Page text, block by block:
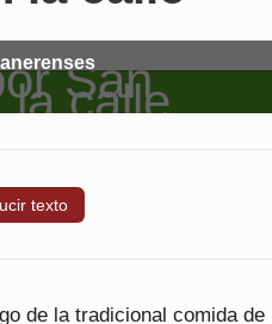
texto
de la tradicional comida de